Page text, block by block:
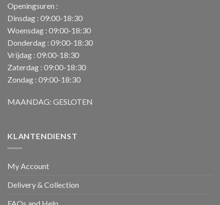
Openingsuren :
Dinsdag : 09:00-18:30
Woensdag : 09:00-18:30
Donderdag : 09:00-18:30
Vrijdag : 09:00-18:30
Zaterdag : 09:00-18:30
Zondag : 09:00-18:30
MAANDAG: GESLOTEN
KLANTENDIENST
My Account
Delivery & Collection
FAQs and Help